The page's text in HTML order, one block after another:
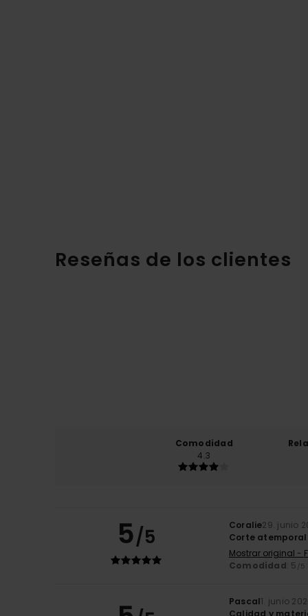
Reseñas de los clientes
Comodidad
4.3
5/5 Coralie29. junio
Corte atemporal
Mostrar original -
Comodidad: 5 /5
Pascal1. junio
Calidad y